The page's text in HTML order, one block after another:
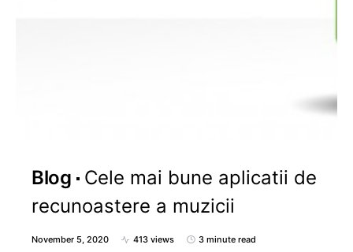
Blog
Cele mai bune aplicatii de
recunoastere a muzicii
November 5, 2020 413 views 3 minute read